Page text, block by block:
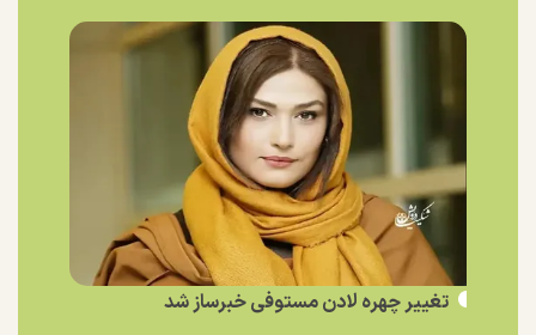
تغییر چهره لادن مستوفی خبرساز شد